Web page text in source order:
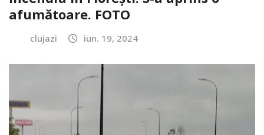
afumătoare. FOTO
clujazi iun. 19, 2024